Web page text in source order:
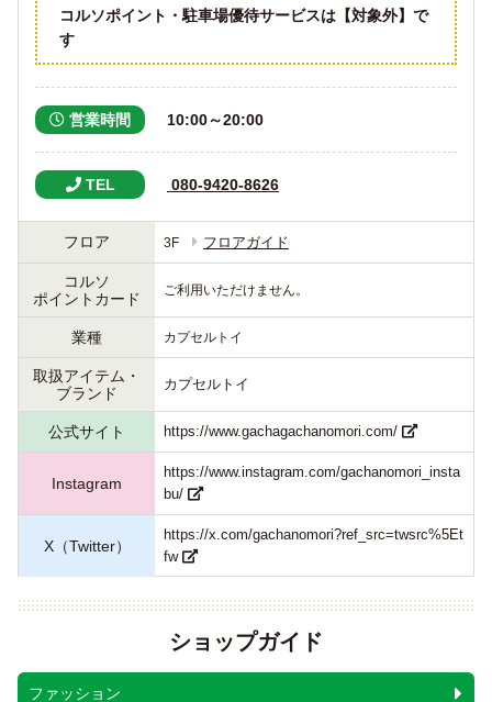
コルソポイント・駐車場優待サービスは【対象外】で
す
営業時間 10:00～20:00
TEL 080-9420-8626
フロア 3F フロアガイド
コルソ
ポイントカード
ご利用いただけません。
業種 カプセルトイ
取扱アイテム・
ブランド
カプセルトイ
公式サイト https://www.gachagachanomori.com/
Instagram
https://www.instagram.com/gachanomori_insta
bu/
X（Twitter）
https://x.com/gachanomori?ref_src=twsrc%5Et
fw
ショップガイド
ファッション